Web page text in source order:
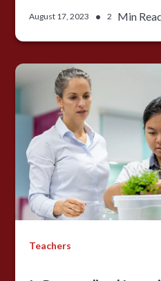
August 17, 2023 • 2 Min
Teachers